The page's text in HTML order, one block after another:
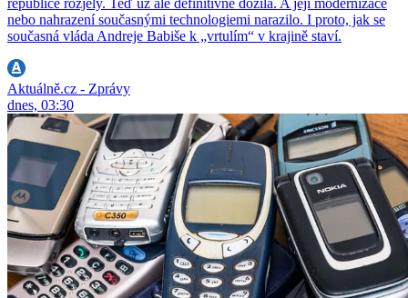
nebo nahrazení současnými technologiemi narazilo. I proto, jak se
současná vláda Andreje Babiše k „vrtulím“ v krajině staví.
Aktuálně.cz - Zprávy
dnes, 03:30